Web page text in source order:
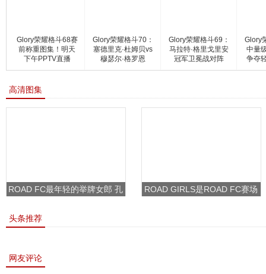
Glory荣耀格斗68赛
前称重图集！明天
下午PPTV直播
Glory荣耀格斗70：
塞德里克·杜姆贝vs
穆瑟尔·格罗恩
Glory荣耀格斗69：
马拉特·格里戈里安
冠军卫冕战对阵
Glory
中量
争夺
高清图集
ROAD FC最年轻的举牌女郎 孔
ROAD GIRLS是ROAD FC赛场
头条推荐
网友评论